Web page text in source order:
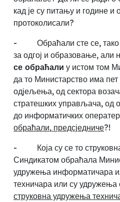
кад је су питању и године
протоколисали?
-
Обраћали сте се,
за одгој и образовање, али
се обраћали у истом том
да то Министарство има
одјељења, од сектора
стратешких управљача, од
до информатичких
обраћали, предсједниче?!
-
Која су се то
Синдикатом обраћала
удружења информатичара
техничара или су удружења
струковна удружења